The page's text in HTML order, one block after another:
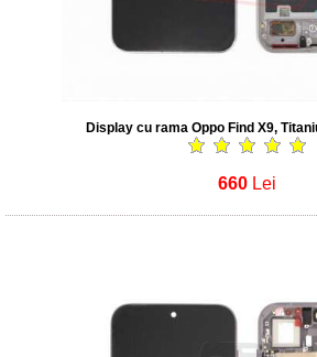
Display cu rama Oppo Find X9,
660 Lei